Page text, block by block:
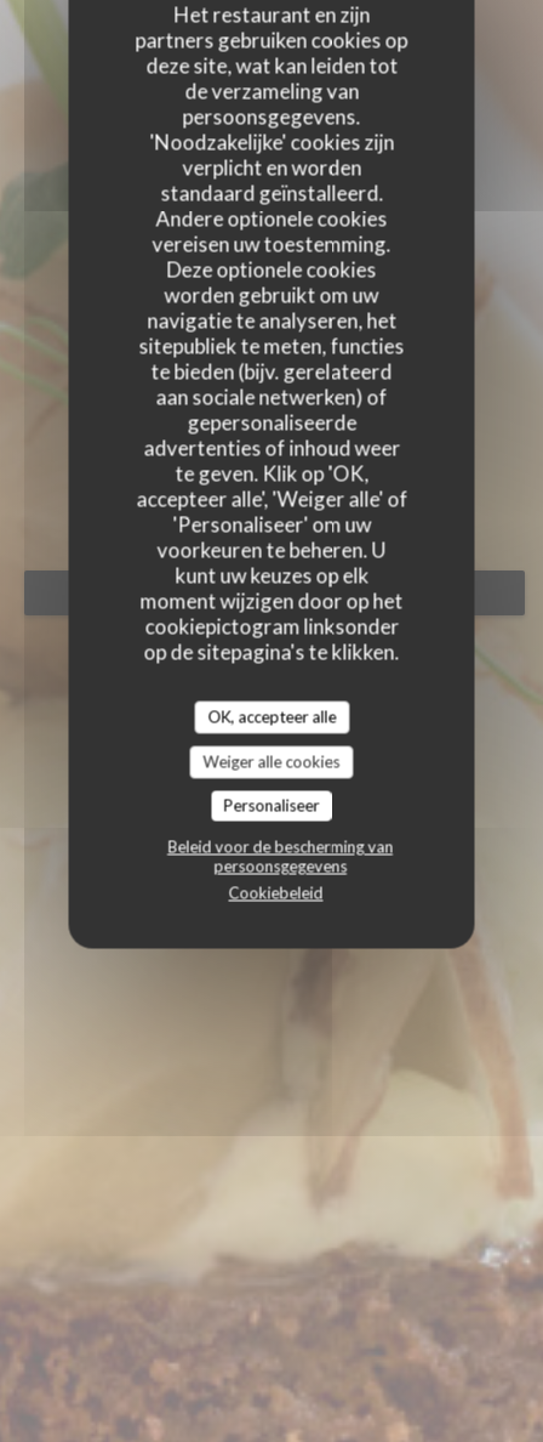
Het restaurant en zijn
partners gebruiken cookies op
deze site, wat kan leiden tot
de verzameling van
persoonsgegevens.
'Noodzakelijke' cookies zijn
verplicht en worden
standaard geïnstalleerd.
Andere optionele cookies
vereisen uw toestemming.
Deze optionele cookies
worden gebruikt om uw
navigatie te analyseren, het
sitepubliek te meten, functies
te bieden (bijv. gerelateerd
aan sociale netwerken) of
gepersonaliseerde
advertenties of inhoud weer
te geven. Klik op 'OK,
accepteer alle', 'Weiger alle' of
'Personaliseer' om uw
voorkeuren te beheren. U
kunt uw keuzes op elk
moment wijzigen door op het
cookiepictogram linksonder
op de sitepagina's te klikken.
OK, accepteer alle
Weiger alle cookies
Personaliseer
Beleid voor de bescherming van
persoonsgegevens
Cookiebeleid
L'ESQUISSEKROEG |PARIS
RESERVEER EEN TAFEL